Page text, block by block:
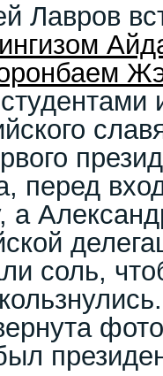
Лавров
перед
а
соль,